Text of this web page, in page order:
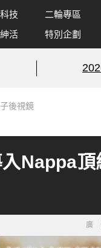
技
二輪專區
活 特別企劃
後視鏡
Nappa
廣